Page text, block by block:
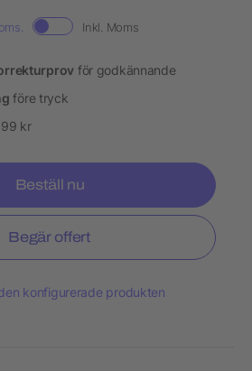
Inkl. Moms
för godkännande
före tryck
kr
Beställ nu
Begär offert
konfigurerade produkten